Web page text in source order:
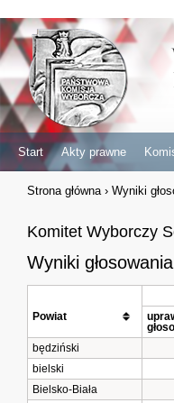
Start Akty prawne
Strona główna › Wyniki
Komitet Wyborczy
Wyniki
będziński
bielski
Bielsko-Biała